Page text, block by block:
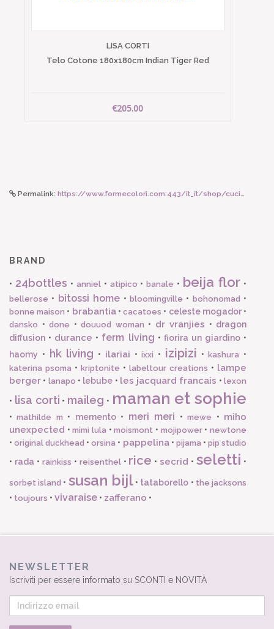
LISA CORTI
Telo Cotone 180x180cm Indian Tiger Red
€205.00
Permalink: https://www.formecolori.com:443/it_it/shop/cucina/ciotole/hk_living_set_ramen_bowls/6586
BRAND
• 24bottles • anniel• atipico •banale • beija flor •
bellerose • bitossi home • bloomingville • bohonomad •
bonne maison • brabantia•cacatoes • celeste mogador•
dansko • done • douuod woman • dr vranjies • dragon
diffusion • durance • ferm living • fiorira un giardino•
haomy • hk living • ilariai •ixxi • izipizi •kashura •
katerina psoma • kriptonite • labeltour creations • lampe
berger • lanapo • lebube • les jacquard francais •lexon
• lisa corti • maileg • maman et sophie
•mathilde m • memento• meri meri •mewe • miho
unexpected •mimi lula •moismont • mojipower•newtone
•original duckhead •orsina • pappelina• pijama • pip studio
• rada • rainkiss • reisenthel• rice •secrid •seletti •
sorbet island • susan bijl• tataborello • the jacksons
• toujours • vivaraise • zafferano •
NEWSLETTER
Iscriviti per essere informato su SCONTI e NOVITÀ